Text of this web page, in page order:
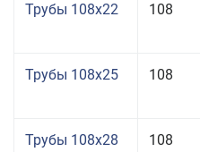
Трубы 108x22 108
Трубы 108x25 108
Трубы 108x28 108